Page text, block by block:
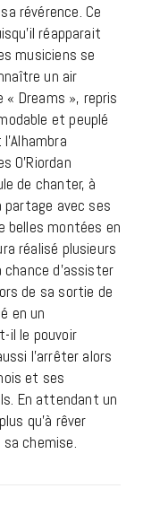
révérence. Ce
réapparait
musiciens se
un air
« Dreams », repris
et peuplé
O’Riordan
de chanter, à
partage avec ses
belles montées en
réalisé plusieurs
d’assister
de sa sortie de
en un
il le pouvoir
l’arrêter alors
et ses
En attendant un
qu’à rêver
chemise.